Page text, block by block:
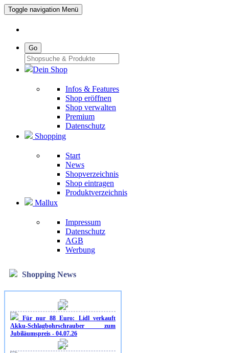
Toggle navigation Menü
Go
Dein Shop
Infos & Features
Shop eröffnen
Shop verwalten
Premium
Datenschutz
Shopping
Start
News
Shopverzeichnis
Shop eintragen
Produktverzeichnis
Mallux
Impressum
Datenschutz
AGB
Werbung
Shopping News
Für nur 88 Euro: Lidl verkauft
Akku-Schlagbohrschrauber zum
Jubiläumspreis - 04.07.26